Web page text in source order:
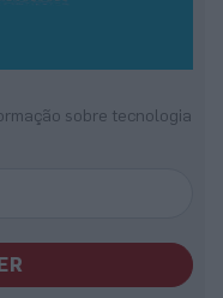
sobre tecnologia